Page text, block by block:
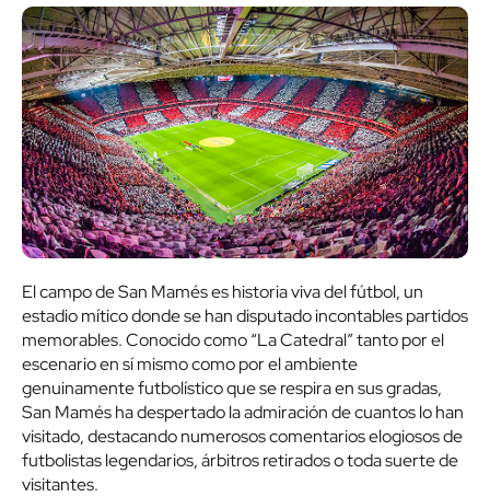
El campo de San Mamés es historia viva del fútbol, un
estadio mítico donde se han disputado incontables partidos
memorables. Conocido como “La Catedral” tanto por el
escenario en sí mismo como por el ambiente
genuinamente futbolístico que se respira en sus gradas,
San Mamés ha despertado la admiración de cuantos lo han
visitado, destacando numerosos comentarios elogiosos de
futbolistas legendarios, árbitros retirados o toda suerte de
visitantes.